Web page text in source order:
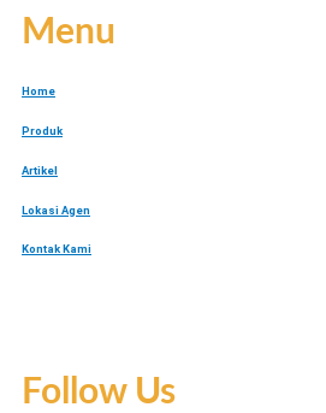
Menu
Home
Produk
Artikel
Lokasi Agen
Kontak Kami
Follow Us